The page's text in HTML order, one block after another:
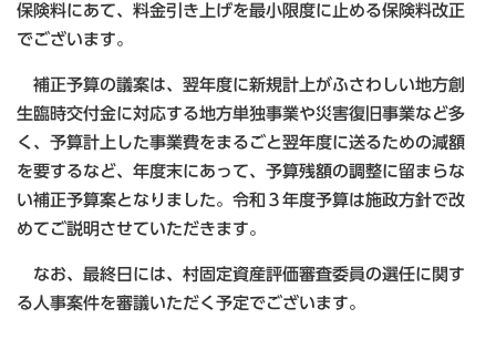
保険料にあて、料金引き上げを最小限度に止める保険料改正
でございます。
補正予算の議案は、翌年度に新規計上がふさわしい地方創
生臨時交付金に対応する地方単独事業や災害復旧事業など多
く、予算計上した事業費をまるごと翌年度に送るための減額
を要するなど、年度末にあって、予算残額の調整に留まらな
い補正予算案となりました。令和３年度予算は施政方針で改
めてご説明させていただきます。
なお、最終日には、村固定資産評価審査委員の選任に関す
る人事案件を審議いただく予定でございます。